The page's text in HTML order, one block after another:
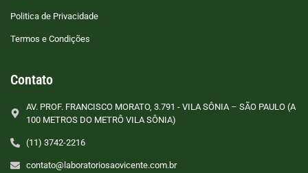
Politica de Privacidade
Termos e Condições
Contato
AV. PROF. FRANCISCO MORATO, 3.791 - VILA SÔNIA – SÃO PAULO (A
100 METROS DO METRÔ VILA SÔNIA)
(11) 3742-2216
contato@laboratoriosaovicente.com.br